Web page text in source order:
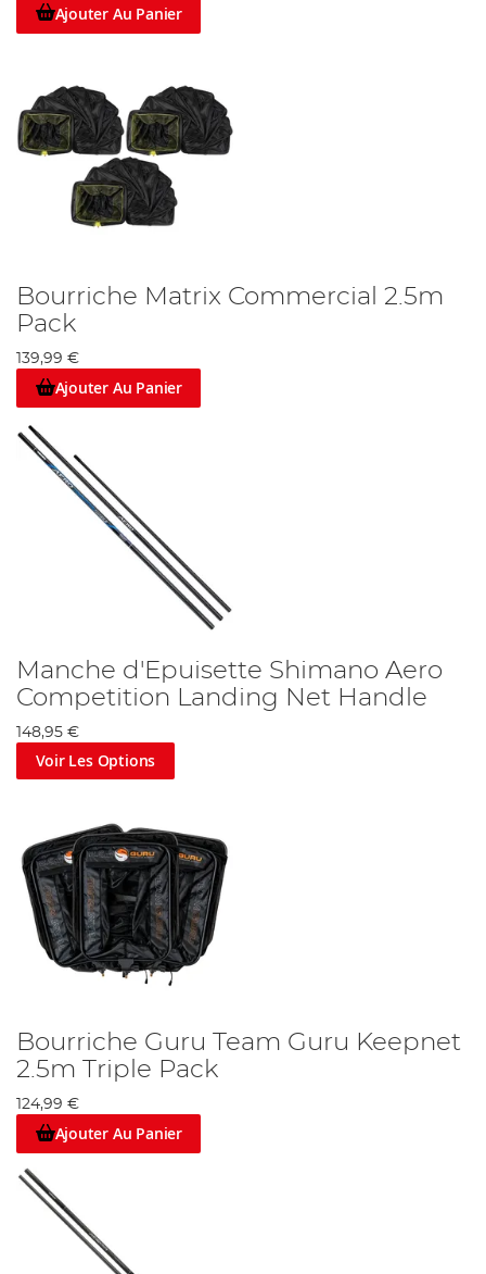
Ajouter Au Panier
Bourriche Matrix Commercial 2.5m
Pack
139,99 €
Ajouter Au Panier
Manche d'Epuisette Shimano Aero
Competition Landing Net Handle
148,95 €
Voir Les Options
Bourriche Guru Team Guru Keepnet
2.5m Triple Pack
124,99 €
Ajouter Au Panier